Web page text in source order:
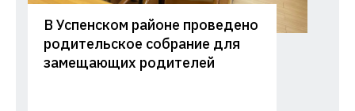
В Успенском районе проведено
родительское собрание для
замещающих родителей